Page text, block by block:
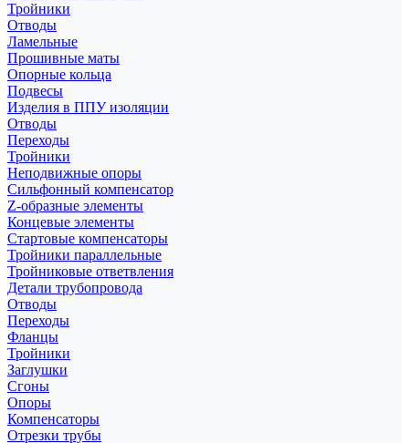
Тройники
Отводы
Ламельные
Прошивные маты
Опорные кольца
Подвесы
Изделия в ППУ изоляции
Отводы
Переходы
Тройники
Неподвижные опоры
Cильфонный компенсатор
Z-образные элементы
Концевые элементы
Стартовые компенсаторы
Тройники параллельные
Тройниковые ответвления
Детали трубопровода
Отводы
Переходы
Фланцы
Тройники
Заглушки
Сгоны
Опоры
Компенсаторы
Отрезки трубы